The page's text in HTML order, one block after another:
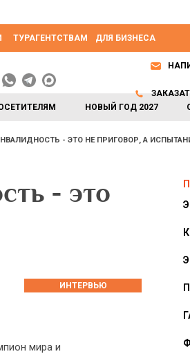
ТУРАГЕНТСТВАМ ДЛЯ БИЗНЕСА
НОВЫЙ ГОД 2027
- ЭТО НЕ ПРИГОВОР, А
- это
ИНТЕРВЬЮ
мира и